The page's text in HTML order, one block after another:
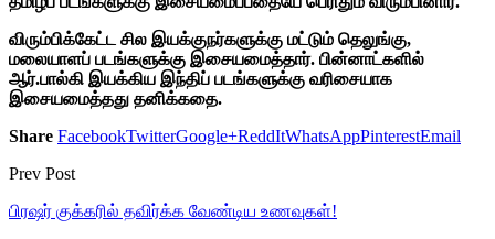
விரும்பிக்கேட்ட சில இயக்குநர்களுக்கு மட்டும் தெலுங்கு,
மலையாளப் படங்களுக்கு இசையமைத்தார். பின்னாட்களில்
ஆர்.பால்கி இயக்கிய இந்திப் படங்களுக்கு வரிசையாக
இசையமைத்தது தனிக்கதை.
Share FacebookTwitterGoogle+ReddItWhatsAppPinterestEmail
Prev Post
பிரஷர் குக்கரில் தவிர்க்க வேண்டிய உணவுகள்!